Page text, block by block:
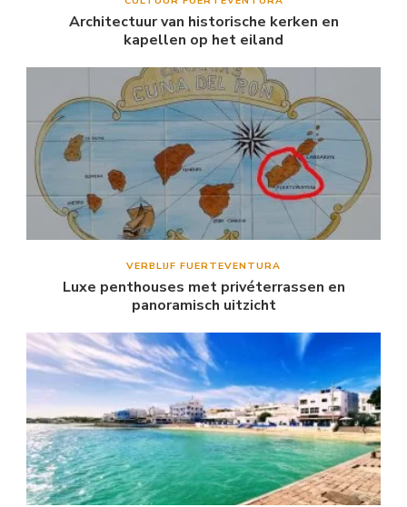
Architectuur van historische kerken en
kapellen op het eiland
VERBLIJF FUERTEVENTURA
Luxe penthouses met privéterrassen en
panoramisch uitzicht